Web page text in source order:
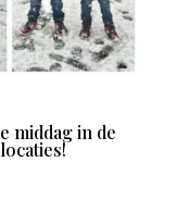
middag in de
locaties!